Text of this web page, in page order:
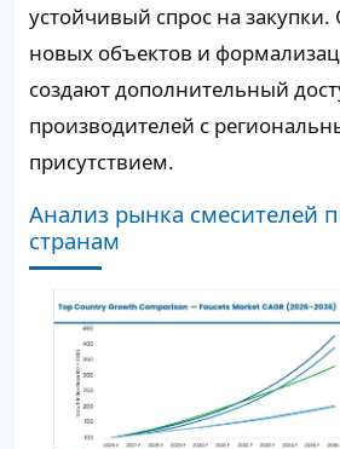
устойчивый спрос на закупки.
новых объектов и
создают дополнительный
производителей с
присутствием.
Анализ рынка смесителей
странам